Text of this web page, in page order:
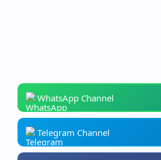
WhatsApp Channel
Telegram Channel